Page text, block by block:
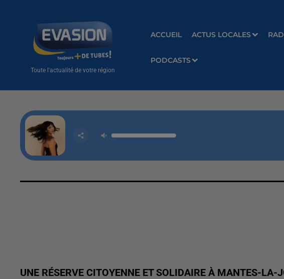
Toute l'actualité de votre région
ACCUEIL ACTUS LOCALES
PODCASTS
UNE RÉSERVE CITOYENNE ET SOLIDAIRE À MANTES-LA-